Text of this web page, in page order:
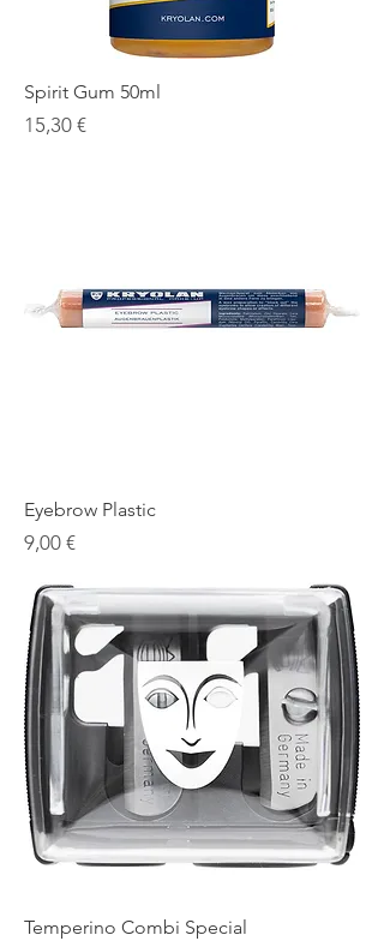
Spirit Gum 50ml
Prezzo
15,30 €
Eyebrow Plastic
Prezzo
9,00 €
Temperino Combi Special